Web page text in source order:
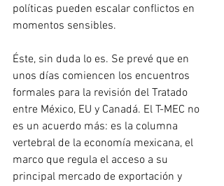
políticas pueden escalar conflictos en
momentos sensibles.
Éste, sin duda lo es. Se prevé que en
unos días comiencen los encuentros
formales para la revisión del Tratado
entre México, EU y Canadá. El T-MEC no
es un acuerdo más: es la columna
vertebral de la economía mexicana, el
marco que regula el acceso a su
principal mercado de exportación y